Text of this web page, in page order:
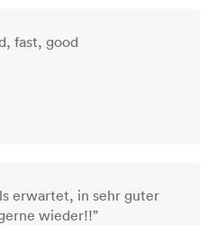
fast, good
erwartet, in sehr guter
wieder!!”